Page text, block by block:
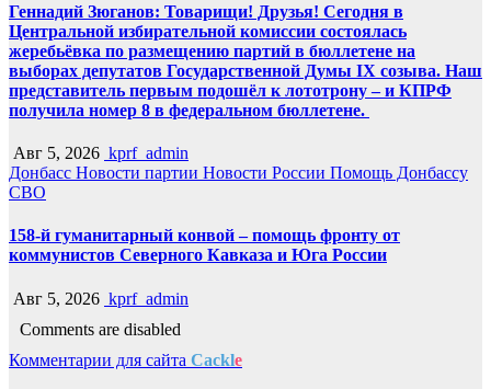
Геннадий Зюганов: Товарищи! Друзья! Сегодня в
Центральной избирательной комиссии состоялась
жеребьёвка по размещению партий в бюллетене на
выборах депутатов Государственной Думы IX созыва. Наш
представитель первым подошёл к лототрону – и КПРФ
получила номер 8 в федеральном бюллетене.
Авг 5, 2026 kprf_admin
Донбасс Новости партии Новости России Помощь Донбассу
СВО
158-й гуманитарный конвой – помощь фронту от
коммунистов Северного Кавказа и Юга России
Авг 5, 2026 kprf_admin
Comments are disabled
Комментарии для сайта Cackle